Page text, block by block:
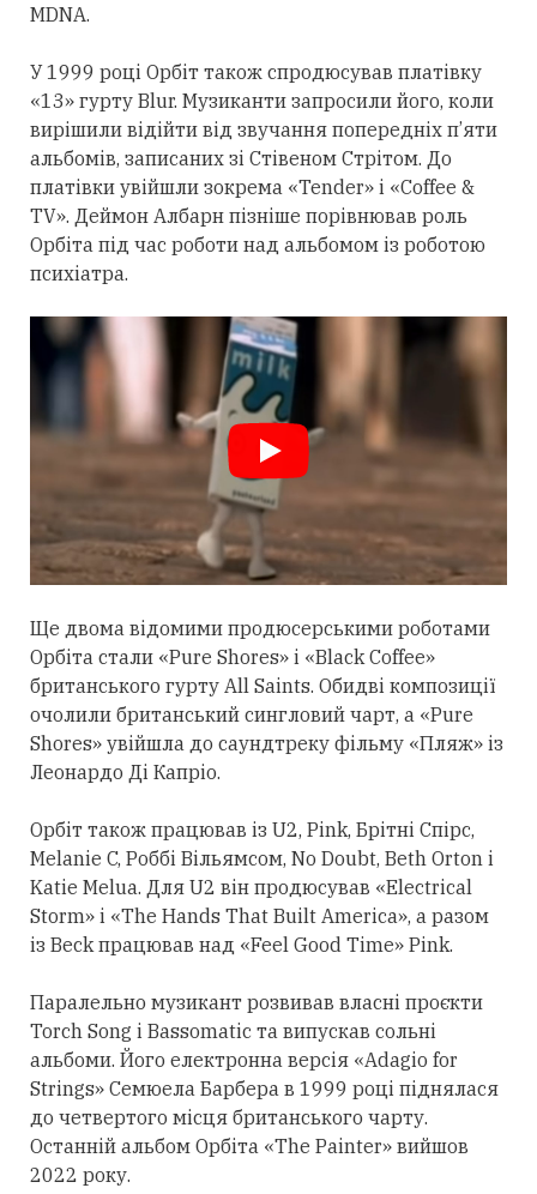
MDNA.
У 1999 році Орбіт також спродюсував платівку
«13» гурту Blur. Музиканти запросили його, коли
вирішили відійти від звучання попередніх п’яти
альбомів, записаних зі Стівеном Стрітом. До
платівки увійшли зокрема «Tender» і «Coffee &
TV». Деймон Албарн пізніше порівнював роль
Орбіта під час роботи над альбомом із роботою
психіатра.
Ще двома відомими продюсерськими роботами
Орбіта стали «Pure Shores» і «Black Coffee»
британського гурту All Saints. Обидві композиції
очолили британський сингловий чарт, а «Pure
Shores» увійшла до саундтреку фільму «Пляж» із
Леонардо Ді Капріо.
Орбіт також працював із U2, Pink, Брітні Спірс,
Melanie C, Роббі Вільямсом, No Doubt, Beth Orton і
Katie Melua. Для U2 він продюсував «Electrical
Storm» і «The Hands That Built America», а разом
із Beck працював над «Feel Good Time» Pink.
Паралельно музикант розвивав власні проєкти
Torch Song і Bassomatic та випускав сольні
альбоми. Його електронна версія «Adagio for
Strings» Семюела Барбера в 1999 році піднялася
до четвертого місця британського чарту.
Останній альбом Орбіта «The Painter» вийшов
2022 року.